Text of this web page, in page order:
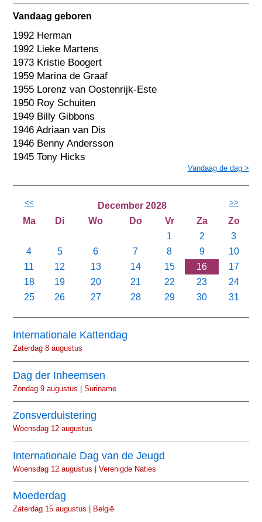
Vandaag geboren
1992 Herman
1992 Lieke Martens
1973 Kristie Boogert
1959 Marina de Graaf
1955 Lorenz van Oostenrijk-Este
1950 Roy Schuiten
1949 Billy Gibbons
1946 Adriaan van Dis
1946 Benny Andersson
1945 Tony Hicks
Vandaag de dag >
<< December 2028 >>
Ma Di Wo Do Vr Za
Zo
1
2
3
4
5 6 7 8 9
10
11
12 13 14 15 16
17
18
19 20 21 22 23
24
25
26 27 28 29 30 31
Internationale Kattendag
Zaterdag 8 augustus
Dag der Inheemsen
Zondag 9 augustus | Suriname
Zonsverduistering
Woensdag 12 augustus
Internationale Dag van de Jeugd
Woensdag 12 augustus | Verenigde Naties
Moederdag
Zaterdag 15 augustus | België